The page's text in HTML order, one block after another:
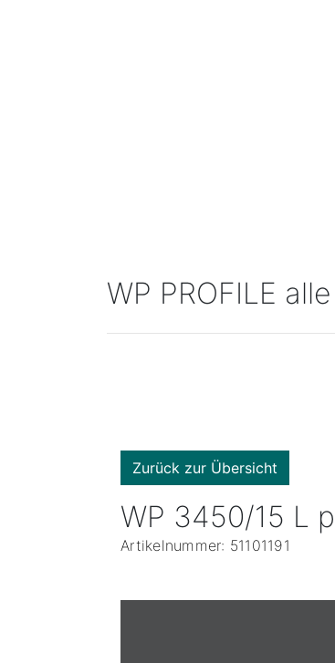
WP PROFILE
Zurück zur Übersicht
WP 3450/15 L
Artikelnummer: 51101191